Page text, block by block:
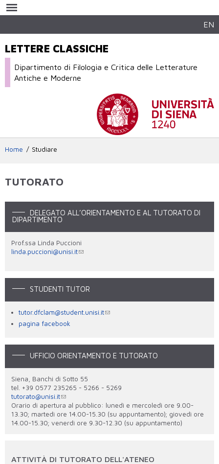
contenuto
EN
LETTERE CLASSICHE
Dipartimento di Filologia e Critica delle Letterature
Antiche e Moderne
Home Studiare
TUTORATO
DELEGATO ALL’ORIENTAMENTO E AL TUTORATO DI
DIPARTIMENTO
Prof.ssa Linda Puccioni
linda.puccioni@unisi.it
STUDENTI TUTOR
tutor.dfclam@student.unisi.it
pagina facebook
UFFICIO ORIENTAMENTO E TUTORATO
Siena, Banchi di Sotto 55
tel. +39 0577 235265 - 5266 - 5269
tutorato@unisi.it
Orario di apertura al pubblico: lunedì e mercoledì ore 9.00-
13.30; martedì ore 14.00-15.30 (su appuntamento); giovedì ore
14.00-15.30; venerdì ore 9.30-12.30 (su appuntamento)
ATTIVITÀ DI TUTORATO DELL'ATENEO